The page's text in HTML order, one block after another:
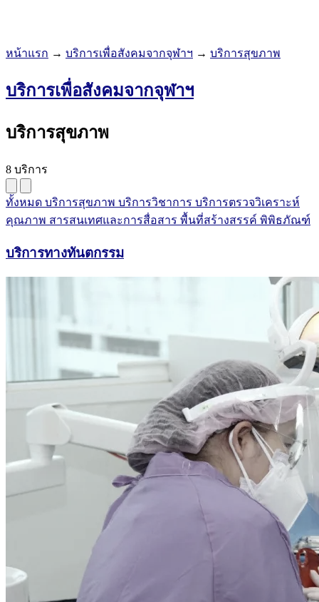
หน้าแรก → บริการเพื่อสังคมจากจุฬาฯ → บริการสุขภาพ
บริการเพื่อสังคมจากจุฬาฯ
บริการสุขภาพ
8 บริการ
ทั้งหมด บริการสุขภาพ บริการวิชาการ บริการตรวจวิเคราะห์
คุณภาพ สารสนเทศและการสื่อสาร พื้นที่สร้างสรรค์ พิพิธภัณฑ์
บริการทางทันตกรรม